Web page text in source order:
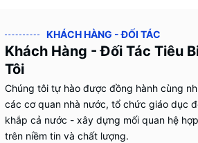
KHÁCH HÀNG - ĐỐI TÁC
Khách Hàng - Đối Tác Tiêu
Tôi
Chúng tôi tự hào được đồng hành cùng
các cơ quan nhà nước, tổ chức giáo dục
khắp cả nước - xây dựng mối quan hệ
trên niềm tin và chất lượng.